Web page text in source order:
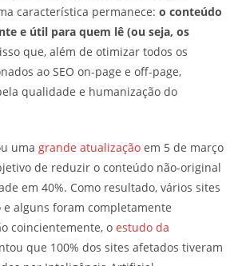
característica permanece:o conteúdo
e útil para quem lê (ou seja, os
que, além de otimizar todos os
ao SEO on-page e off-page,
qualidade e humanização do
uma grande atualização em 5 de março
de reduzir o conteúdo não-original
em 40%. Como resultado, vários sites
alguns foram completamente
coincientemente, o estudo da
que 100% dos sites afetados tiveram